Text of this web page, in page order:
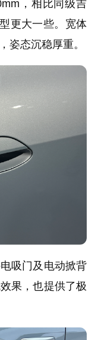
，相比同级吉
更大一些。宽体
姿态沉稳厚重。
吸门及电动掀背
果，也提供了极